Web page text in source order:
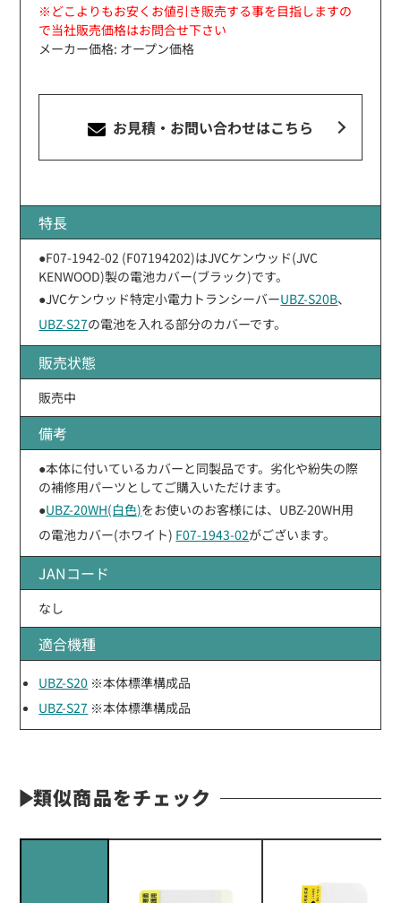
※どこよりもお安くお値引き販売する事を目指しますの
で当社販売価格はお問合せ下さい
メーカー価格: オープン価格
お見積・お問い合わせはこちら
特長
●F07-1942-02 (F07194202)はJVCケンウッド(JVC
KENWOOD)製の電池カバー(ブラック)です。
●JVCケンウッド特定小電力トランシーバーUBZ-S20B、
UBZ-S27の電池を入れる部分のカバーです。
販売状態
販売中
備考
●本体に付いているカバーと同製品です。劣化や紛失の際
の補修用パーツとしてご購入いただけます。
●UBZ-20WH(白色)をお使いのお客様には、UBZ-20WH用
の電池カバー(ホワイト) F07-1943-02がございます。
JANコード
なし
適合機種
UBZ-S20 ※本体標準構成品
UBZ-S27 ※本体標準構成品
類似商品をチェック